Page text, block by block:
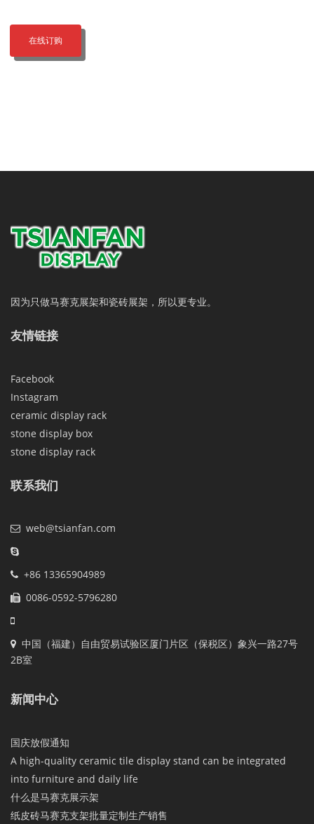
在线订购
因为只做马赛克展架和瓷砖展架，所以更专业。
友情链接
Facebook
Instagram
ceramic display rack
stone display box
stone display rack
联系我们
web@tsianfan.com
+86 13365904989
0086-0592-5796280
中国（福建）自由贸易试验区厦门片区（保税区）象兴一路27号
2B室
新闻中心
国庆放假通知
A high-quality ceramic tile display stand can be integrated
into furniture and daily life
什么是马赛克展示架
纸皮砖马赛克支架批量定制生产销售